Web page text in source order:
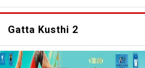
Gatta Kusthi 2